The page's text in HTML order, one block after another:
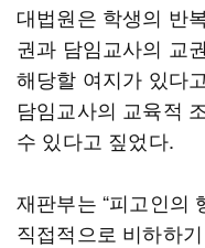
대법원은 학생의 반
권과 담임교사의 교
해당할 여지가 있다
담임교사의 교육적
수 있다고 짚었다.
재판부는 “피고인의
직접적으로 비하하